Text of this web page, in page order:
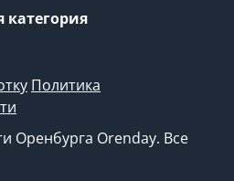
категория
Политика
Оренбурга Orenday. Все